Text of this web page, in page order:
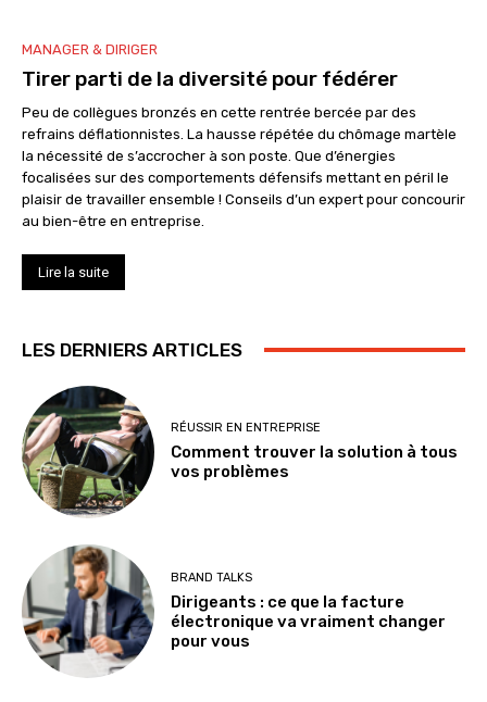
MANAGER & DIRIGER
Tirer parti de la diversité pour fédérer
Peu de collègues bronzés en cette rentrée bercée par des
refrains déflationnistes. La hausse répétée du chômage martèle
la nécessité de s’accrocher à son poste. Que d’énergies
focalisées sur des comportements défensifs mettant en péril le
plaisir de travailler ensemble ! Conseils d’un expert pour concourir
au bien-être en entreprise.
Lire la suite
LES DERNIERS ARTICLES
RÉUSSIR EN ENTREPRISE
Comment trouver la solution à tous
vos problèmes
BRAND TALKS
Dirigeants : ce que la facture
électronique va vraiment changer
pour vous